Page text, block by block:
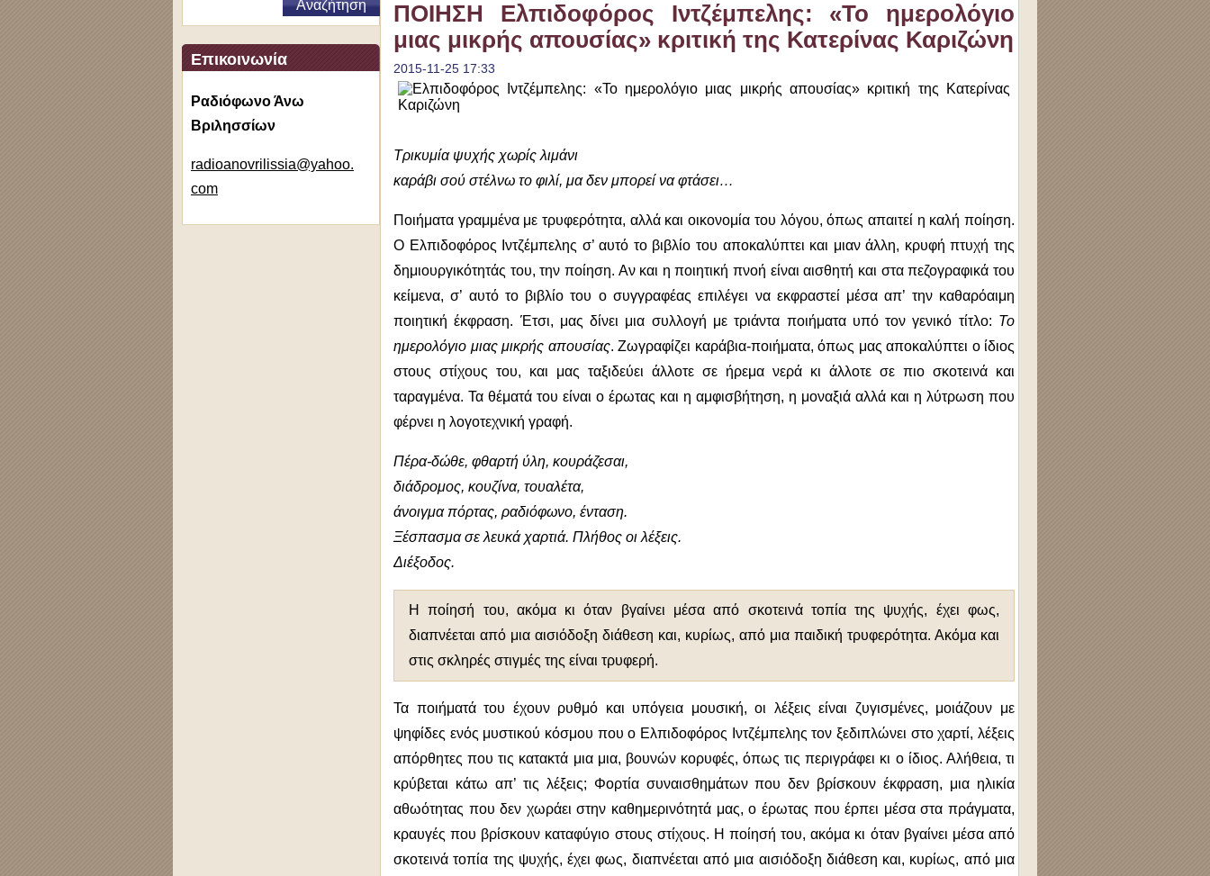
Επικοινωνία
Ραδιόφωνο Άνω
Βριλησσίων
radioanovrilissia@yahoo.
com
ΠΟΙΗΣΗ Ελπιδοφόρος Ιντζέμπελης: «Το ημερολόγιο
μιας μικρής απουσίας» κριτική της Κατερίνας Καριζώνη
2015-11-25 17:33
Τρικυμία ψυχής χωρίς λιμάνι
καράβι σού στέλνω το φιλί, μα δεν μπορεί να φτάσει…
Ποιήματα γραμμένα με τρυφερότητα, αλλά και οικονομία του λόγου, όπως απαιτεί η καλή ποίηση.
Ο Ελπιδοφόρος Ιντζέμπελης σ’ αυτό το βιβλίο του αποκαλύπτει και μιαν άλλη, κρυφή πτυχή της
δημιουργικότητάς του, την ποίηση. Αν και η ποιητική πνοή είναι αισθητή και στα πεζογραφικά του
κείμενα, σ’ αυτό το βιβλίο του ο συγγραφέας επιλέγει να εκφραστεί μέσα απ’ την καθαρόαιμη
ποιητική έκφραση. Έτσι, μας δίνει μια συλλογή με τριάντα ποιήματα υπό τον γενικό τίτλο: Το
ημερολόγιο μιας μικρής απουσίας. Ζωγραφίζει καράβια-ποιήματα, όπως μας αποκαλύπτει ο ίδιος
στους στίχους του, και μας ταξιδεύει άλλοτε σε ήρεμα νερά κι άλλοτε σε πιο σκοτεινά και
ταραγμένα. Τα θέματά του είναι ο έρωτας και η αμφισβήτηση, η μοναξιά αλλά και η λύτρωση που
φέρνει η λογοτεχνική γραφή.
Πέρα-δώθε, φθαρτή ύλη, κουράζεσαι,
διάδρομος, κουζίνα, τουαλέτα,
άνοιγμα πόρτας, ραδιόφωνο, ένταση.
Ξέσπασμα σε λευκά χαρτιά. Πλήθος οι λέξεις.
Διέξοδος.
Η ποίησή του, ακόμα κι όταν βγαίνει μέσα από σκοτεινά τοπία της ψυχής, έχει φως,
διαπνέεται από μια αισιόδοξη διάθεση και, κυρίως, από μια παιδική τρυφερότητα. Ακόμα και
στις σκληρές στιγμές της είναι τρυφερή.
Τα ποιήματά του έχουν ρυθμό και υπόγεια μουσική, οι λέξεις είναι ζυγισμένες, μοιάζουν με
ψηφίδες ενός μυστικού κόσμου που ο Ελπιδοφόρος Ιντζέμπελης τον ξεδιπλώνει στο χαρτί, λέξεις
απόρθητες που τις κατακτά μια μια, βουνών κορυφές, όπως τις περιγράφει κι ο ίδιος. Αλήθεια, τι
κρύβεται κάτω απ’ τις λέξεις; Φορτία συναισθημάτων που δεν βρίσκουν έκφραση, μια ηλικία
αθωότητας που δεν χωράει στην καθημερινότητά μας, ο έρωτας που έρπει μέσα στα πράγματα,
κραυγές που βρίσκουν καταφύγιο στους στίχους. Η ποίησή του, ακόμα κι όταν βγαίνει μέσα από
σκοτεινά τοπία της ψυχής, έχει φως, διαπνέεται από μια αισιόδοξη διάθεση και, κυρίως, από μια